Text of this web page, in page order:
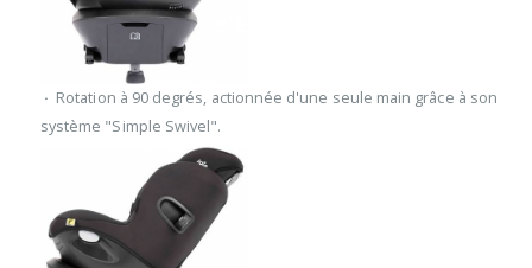
· Rotation à 90 degrés, actionnée d'une seule main grâce à son
système "Simple Swivel".